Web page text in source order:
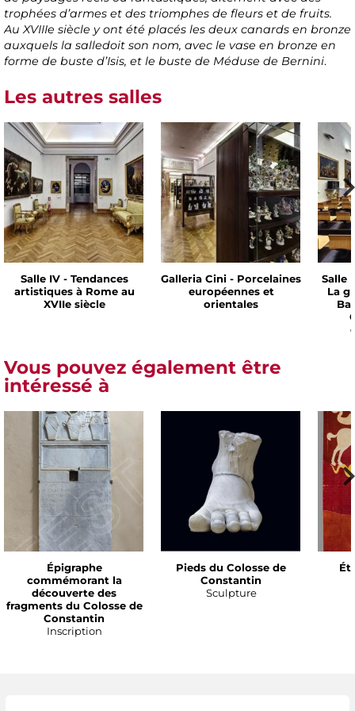
trophées d’armes et des triomphes de fleurs et de fruits.
Au XVIIIe siècle y ont été placés les deux canards en bronze
auxquels la salledoit son nom, avec le vase en bronze en
forme de buste d’Isis, et le buste de Méduse de Bernini.
Les autres salles
Salle IV - Tendances
artistiques à Rome au
XVIIe siècle
Galleria Cini - Porcelaines
européennes et
orientales
Salle
La
Vous pouvez également être
intéressé à
Épigraphe
commémorant la
découverte des
fragments du Colosse de
Constantin
Inscription
Pieds du Colosse de
Constantin
Sculpture